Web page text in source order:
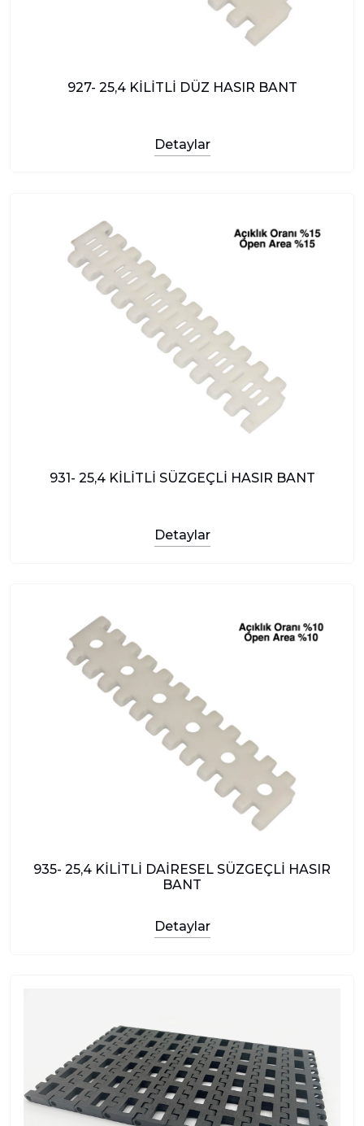
927- 25,4 KİLİTLİ DÜZ HASIR BANT
Detaylar
931- 25,4 KİLİTLİ SÜZGEÇLİ HASIR BANT
Detaylar
935- 25,4 KİLİTLİ DAİRESEL SÜZGEÇLİ HASIR
BANT
Detaylar